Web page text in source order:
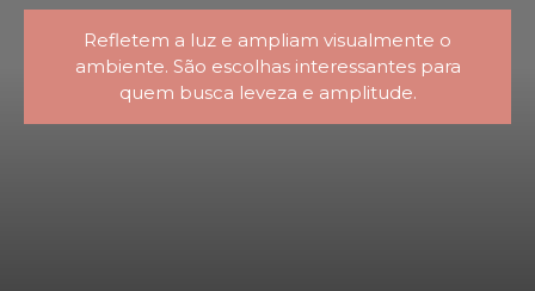
Refletem a luz e ampliam visualmente o
ambiente. São escolhas interessantes para
quem busca leveza e amplitude.